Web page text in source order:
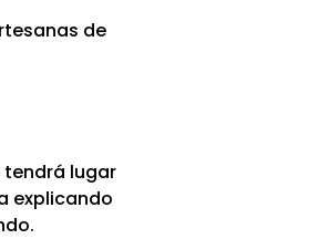
de
tendrá lugar
explicando